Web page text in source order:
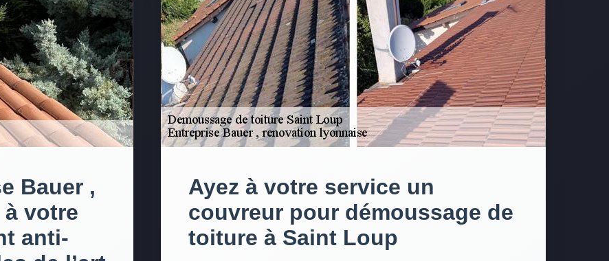
Bauer ,
votre
anti-
Ayez à votre service un
couvreur pour démoussage de
toiture à Saint Loup